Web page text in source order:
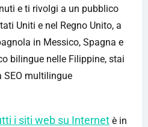
e ti rivolgi a un pubblico
Uniti e nel Regno Unito, a
in Messico, Spagna e
bilingue nelle Filippine, stai
multilingue
i siti web su Internet è in